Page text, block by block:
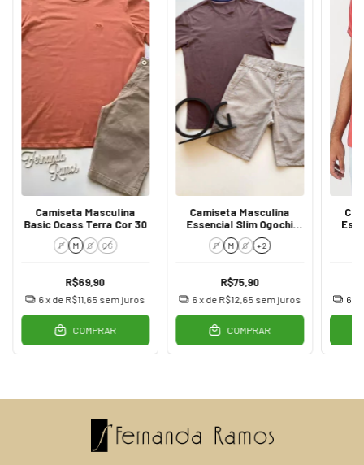
Camiseta Masculina
Basic Ocass Terra Cor 30
P M G GG
R$69,90
6x de R$11,65 sem juros
COMPRAR
Camiseta Masculina
Essencial Slim Ogochi
Marrom 1109
P M G + 2
R$75,90
6x de R$12,65 sem juros
COMPRAR
6